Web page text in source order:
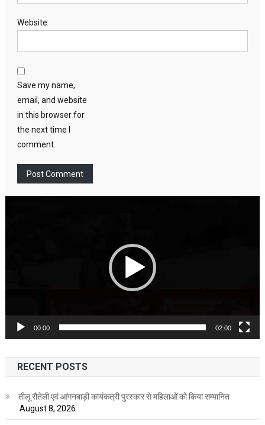
Website
Save my name,
email, and website
in this browser for
the next time I
comment.
00:00 02:00
RECENT POSTS
तीलू रौतेली एवं आंगनबाड़ी कार्यकत्री पुरस्कार से महिलाओं को किया सम्मानित
August 8, 2026